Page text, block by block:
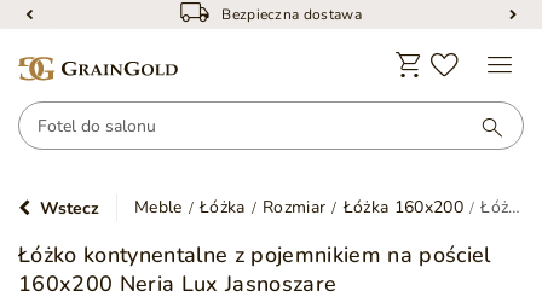
Bezpieczna dostawa
Wstecz Meble Łóżka Rozmiar Łóżka 160x200 Łóżko kontynentalne z pojemnikiem na pościel 160x200 Neria Lux Jasnoszare
Łóżko kontynentalne z pojemnikiem na pościel
160x200 Neria Lux Jasnoszare